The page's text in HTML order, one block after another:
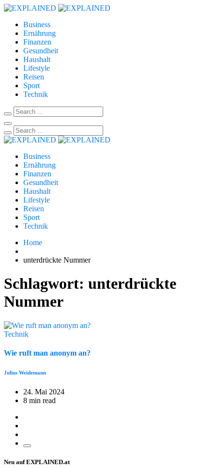
Business
Ernährung
Finanzen
Gesundheit
Haushalt
Lifestyle
Reisen
Sport
Technik
Business
Ernährung
Finanzen
Gesundheit
Haushalt
Lifestyle
Reisen
Sport
Technik
Home
unterdrückte Nummer
Schlagwort: unterdrückte
Nummer
Technik
Wie ruft man anonym an?
Julius Weidemann
24. Mai 2024
8 min read
Neu auf EXPLAINED.at